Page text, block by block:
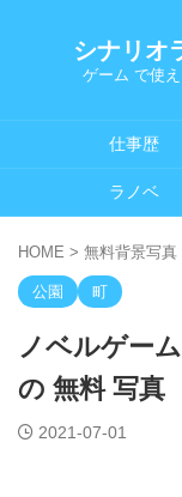
シナリオ
ゲーム で使
仕事歴
ラノベ
HOME > 無料背景写真
公園 町
ノベルゲー
の 無料 写真
2021-07-01